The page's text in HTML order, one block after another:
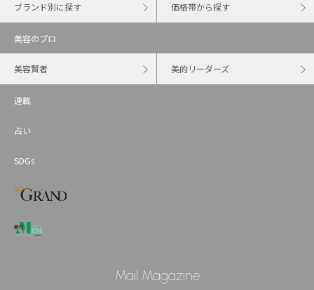
ブランド別に探す 価格帯から探す
美容のプロ
美容賢者 美的リーダーズ
連載
占い
SDGs
Mail Magazine